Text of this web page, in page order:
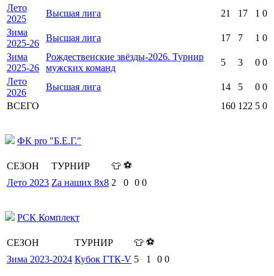
Лето
2025
Высшая лига 21 17 1 0
Зима
2025-26
Высшая лига 17 7 1 0
Зима
2025-26
Рождественские звёзды-2026. Турнир
мужских команд
5 3 0 0
Лето
2026
Высшая лига 14 5 0 0
ВСЕГО
160 122 5 0
ФК pro "Б.Е.Г."
СЕЗОН ТУРНИР 👕 ⚽
Лето 2023 Za наших 8х8 2 0 0 0
РСК Комплект
СЕЗОН ТУРНИР 👕 ⚽
Зима 2023-2024 Кубок ГТК-V 5 1 0 0